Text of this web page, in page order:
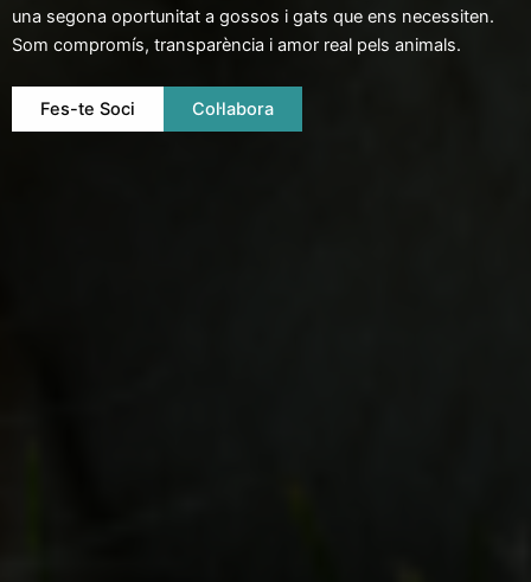
una segona oportunitat a gossos i gats que ens necessiten.
Som compromís, transparència i amor real pels animals.
Fes-te Soci Col·labora